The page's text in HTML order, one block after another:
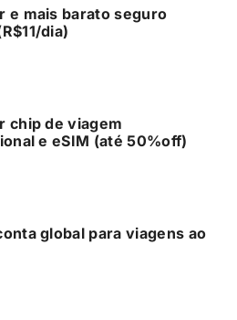
e mais barato seguro
dia)
chip de viagem
e eSIM (até 50%off)
global para viagens ao